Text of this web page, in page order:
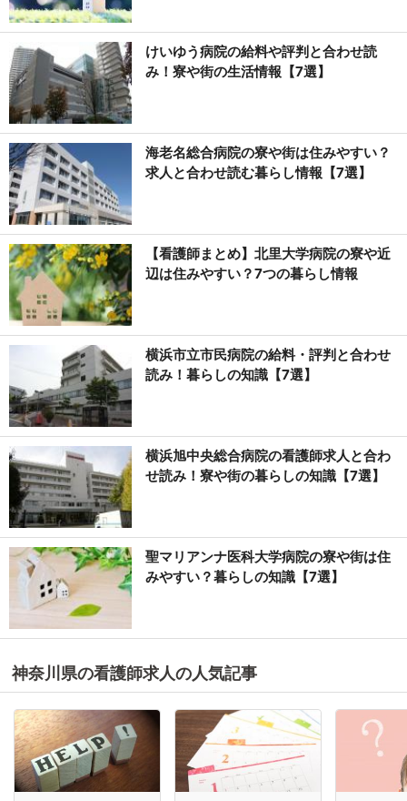
けいゆう病院の給料や評判と合わせ読
み！寮や街の生活情報【7選】
海老名総合病院の寮や街は住みやすい？
求人と合わせ読む暮らし情報【7選】
【看護師まとめ】北里大学病院の寮や近
辺は住みやすい？7つの暮らし情報
横浜市立市民病院の給料・評判と合わせ
読み！暮らしの知識【7選】
横浜旭中央総合病院の看護師求人と合わ
せ読み！寮や街の暮らしの知識【7選】
聖マリアンナ医科大学病院の寮や街は住
みやすい？暮らしの知識【7選】
神奈川県の看護師求人の人気記事